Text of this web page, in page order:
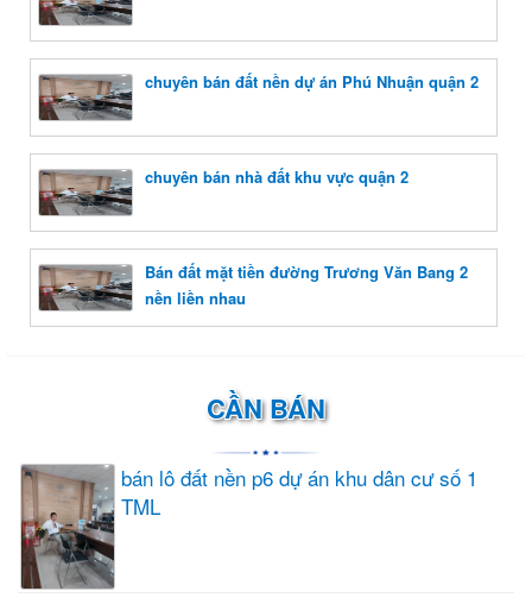
chuyên bán đất nền dự án Phú Nhuận quận 2
chuyên bán nhà đất khu vực quận 2
Bán đất mặt tiền đường Trương Văn Bang 2
nền liền nhau
CẦN BÁN
bán lô đất nền p6 dự án khu dân cư số 1
TML